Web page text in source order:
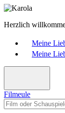
Herzlich
Meine
Meine
Filmeule